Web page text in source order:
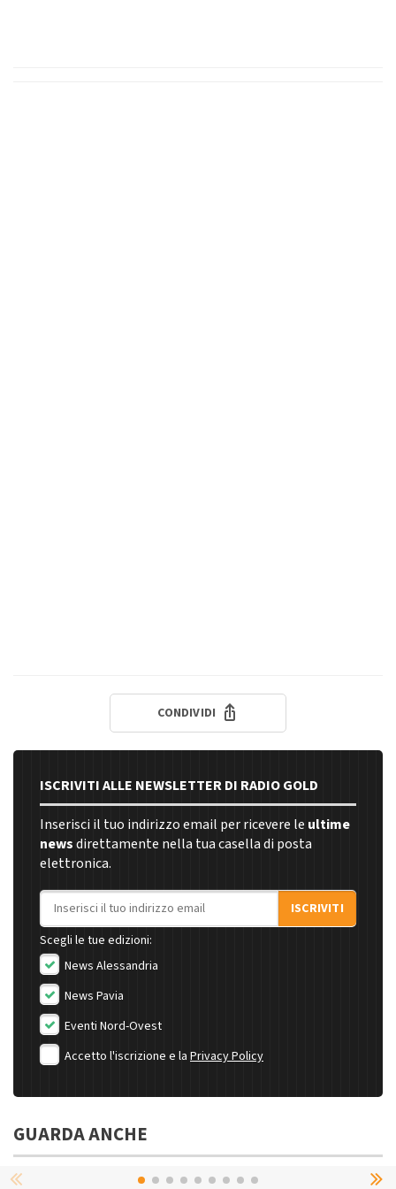
CONDIVIDI
ISCRIVITI ALLE NEWSLETTER DI RADIO GOLD
Inserisci il tuo indirizzo email per ricevere le ultime
newsdirettamente nella tua casella di posta
elettronica.
Indirizzo email
ISCRIVITI
Scegli le tue edizioni:
News Alessandria
News Pavia
Eventi Nord-Ovest
Accetto l'iscrizione e la Privacy Policy
GUARDA ANCHE